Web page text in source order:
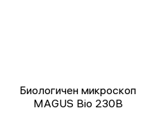
Биологичен микроскоп
MAGUS Bio 230B